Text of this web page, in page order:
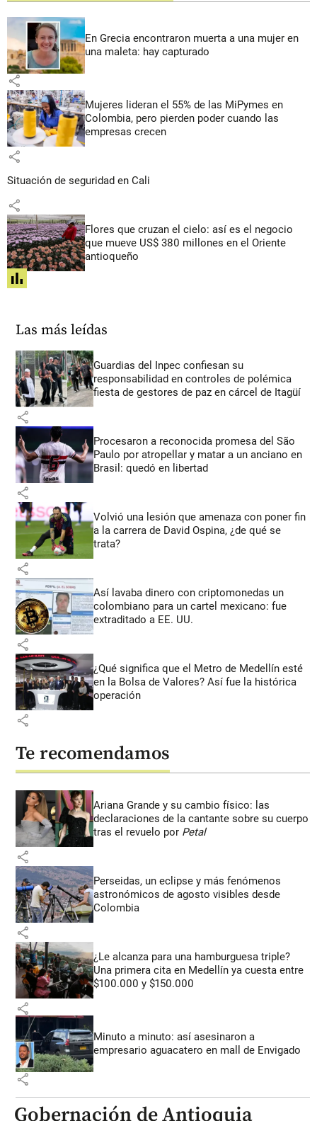
En Grecia encontraron muerta a una mujer en
una maleta: hay capturado
share
Mujeres lideran el 55% de las MiPymes en
Colombia, pero pierden poder cuando las
empresas crecen
share
Situación de seguridad en Cali
share
Flores que cruzan el cielo: así es el negocio
que mueve US$ 380 millones en el Oriente
antioqueño
share
Las más leídas
Guardias del Inpec confiesan su
responsabilidad en controles de polémica
fiesta de gestores de paz en cárcel de Itagüí
share
Procesaron a reconocida promesa del São
Paulo por atropellar y matar a un anciano en
Brasil: quedó en libertad
share
Volvió una lesión que amenaza con poner fin
a la carrera de David Ospina, ¿de qué se
trata?
share
Así lavaba dinero con criptomonedas un
colombiano para un cartel mexicano: fue
extraditado a EE. UU.
share
¿Qué significa que el Metro de Medellín esté
en la Bolsa de Valores? Así fue la histórica
operación
share
Te recomendamos
Ariana Grande y su cambio físico: las
declaraciones de la cantante sobre su cuerpo
tras el revuelo por Petal
share
Perseidas, un eclipse y más fenómenos
astronómicos de agosto visibles desde
Colombia
share
¿Le alcanza para una hamburguesa triple?
Una primera cita en Medellín ya cuesta entre
$100.000 y $150.000
share
Minuto a minuto: así asesinaron a
empresario aguacatero en mall de Envigado
share
Gobernación de Antioquia